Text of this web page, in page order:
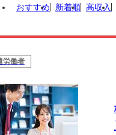
おすすめ 新着順 高収入
労働者